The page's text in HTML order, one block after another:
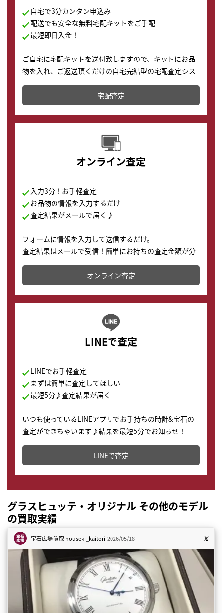
自宅で3分カンタン申込み
配送でも安全な無料宅配キットをご手配
最短即日入金！
ご自宅に宅配キットを送付致しますので、キットにお品
物を入れ、ご返送頂くだけの自宅完結型の宅配査定シス
テムです。
配送でも簡単&安全に査定・買取に出すことが可能で
す。
宅配査定
オンライン査定
入力3分！お手軽査定
お品物の情報を入力するだけ
査定結果がメールで届く♪
フォームに情報を入力して送信するだけ。
査定結果はメールで受信！簡単にお持ちの査定金額が分
かります。
オンライン査定
LINEで査定
LINEでお手軽査定
まずは簡単に査定してほしい
最短5分♪査定結果が届く
いつも使っているLINEアプリでお手持ちの時計&宝石の
査定ができちゃいます♪結果を最短5分でお知らせ！
どこからでもすぐに査定金額を知ることが出来ます。
LINEで査定
グラスヒュッテ・オリジナル その他のモデル
の買取実績
宝石広場 買取houseki_kaitori 2026/05/18